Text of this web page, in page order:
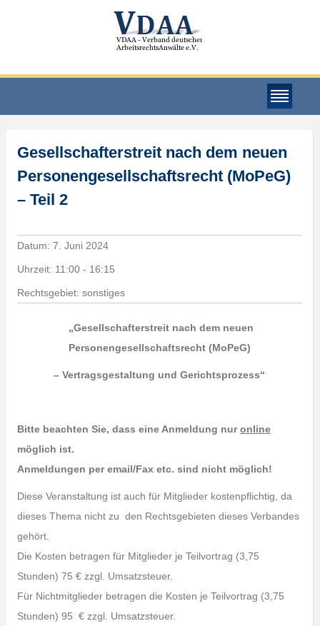
Gesellschafterstreit nach dem neuen
Personengesellschaftsrecht (MoPeG)
– Teil 2
Datum: 7. Juni 2024
Uhrzeit: 11:00 - 16:15
Rechtsgebiet: sonstiges
„Gesellschafterstreit nach dem neuen
Personengesellschaftsrecht (MoPeG)
– Vertragsgestaltung und Gerichtsprozess“
Bitte beachten Sie, dass eine Anmeldung nuronline
möglich ist.
Anmeldungen per email/Fax etc. sind nicht möglich!
Diese Veranstaltung ist auch für Mitglieder kostenpflichtig, da
dieses Thema nicht zu den Rechtsgebieten dieses Verbandes
gehört.
Die Kosten betragen für Mitglieder je Teilvortrag (3,75
Stunden) 75 € zzgl. Umsatzsteuer.
Für Nichtmitglieder betragen die Kosten je Teilvortrag (3,75
Stunden) 95 € zzgl. Umsatzsteuer.